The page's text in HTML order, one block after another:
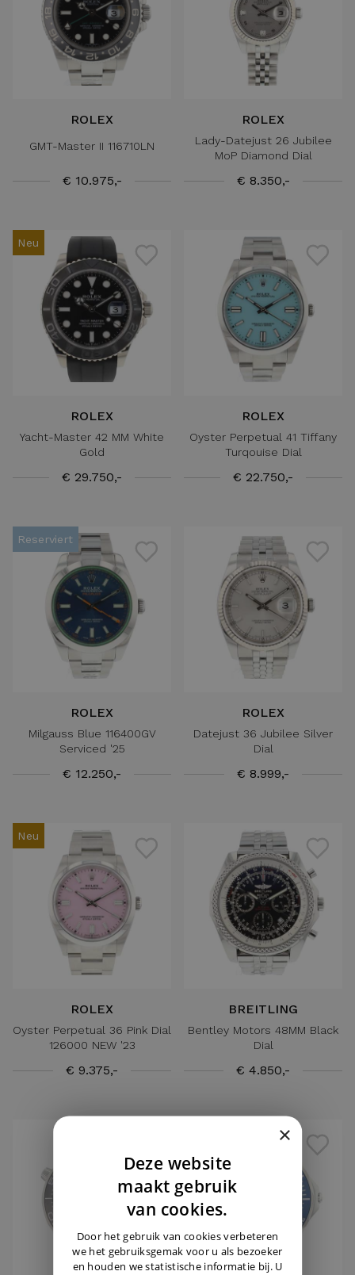
ROLEX
GMT-Master II 116710LN
€ 10.975,-
ROLEX
Lady-Datejust 26 Jubilee
MoP Diamond Dial
€ 8.350,-
Neu
ROLEX
Yacht-Master 42 MM White
Gold
€ 29.750,-
ROLEX
Oyster Perpetual 41 Tiffany
Turqouise Dial
€ 22.750,-
Reserviert
ROLEX
Milgauss Blue 116400GV
Serviced '25
€ 12.250,-
ROLEX
Datejust 36 Jubilee Silver
Dial
€ 8.999,-
Neu
ROLEX
Oyster Perpetual 36 Pink Dial
126000 NEW '23
€ 9.375,-
BREITLING
Bentley Motors 48MM Black
Dial
€ 4.850,-
GERMAN
×
Deze website
maakt gebruik
van cookies.
Door het gebruik van cookies verbeteren
we het gebruiksgemak voor u als bezoeker
en houden we statistische informatie bij. U